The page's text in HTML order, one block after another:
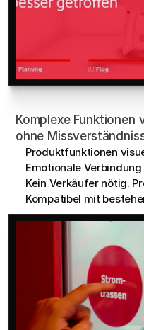
Videos& 3D-
Komplexe Funktionen
ohne
Produktfunktionen
Emotionale
Kein Verkäufer nötig.
Kompatibel mit